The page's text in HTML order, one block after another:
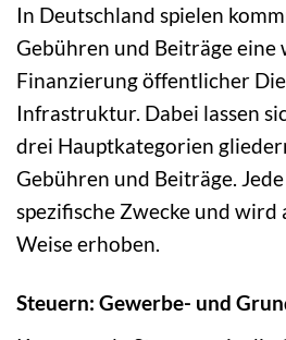
In Deutschland spielen
Gebühren und Beiträge eine
Finanzierung öffentlicher
Infrastruktur. Dabei lassen
drei Hauptkategorien
Gebühren und Beiträge.
spezifische Zwecke und
Weise erhoben.
Steuern: Gewerbe- und